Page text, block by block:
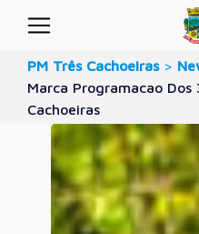
PM Três Cachoeiras >
Marca Programacao Dos
Cachoeiras